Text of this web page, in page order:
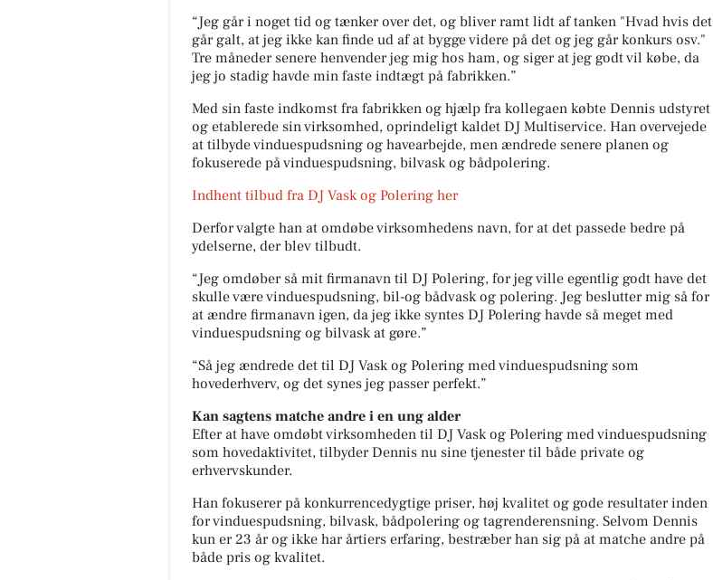
“Jeg går i noget tid og tænker over det, og bliver ramt lidt af tanken "Hvad hvis det
går galt, at jeg ikke kan finde ud af at bygge videre på det og jeg går konkurs osv."
Tre måneder senere henvender jeg mig hos ham, og siger at jeg godt vil købe, da
jeg jo stadig havde min faste indtægt på fabrikken.”
Med sin faste indkomst fra fabrikken og hjælp fra kollegaen købte Dennis udstyret
og etablerede sin virksomhed, oprindeligt kaldet DJ Multiservice. Han overvejede
at tilbyde vinduespudsning og havearbejde, men ændrede senere planen og
fokuserede på vinduespudsning, bilvask og bådpolering.
Indhent tilbud fra DJ Vask og Polering her
Derfor valgte han at omdøbe virksomhedens navn, for at det passede bedre på
ydelserne, der blev tilbudt.
“Jeg omdøber så mit firmanavn til DJ Polering, for jeg ville egentlig godt have det
skulle være vinduespudsning, bil-og bådvask og polering. Jeg beslutter mig så for
at ændre firmanavn igen, da jeg ikke syntes DJ Polering havde så meget med
vinduespudsning og bilvask at gøre.”
“Så jeg ændrede det til DJ Vask og Polering med vinduespudsning som
hovederhverv, og det synes jeg passer perfekt.”
Kan sagtens matche andre i en ung alder
Efter at have omdøbt virksomheden til DJ Vask og Polering med vinduespudsning
som hovedaktivitet, tilbyder Dennis nu sine tjenester til både private og
erhvervskunder.
Han fokuserer på konkurrencedygtige priser, høj kvalitet og gode resultater inden
for vinduespudsning, bilvask, bådpolering og tagrenderensning. Selvom Dennis
kun er 23 år og ikke har årtiers erfaring, bestræber han sig på at matche andre på
både pris og kvalitet.